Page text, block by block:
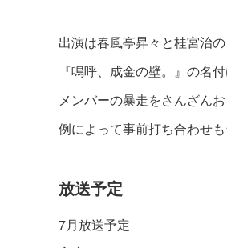
出演は春風亭昇々と桂宮治の
『鳴呼、成金の壁。』の名
メンバーの暴走をさんざん
例によって事前打ち合わせ
放送予定
7月放送予定